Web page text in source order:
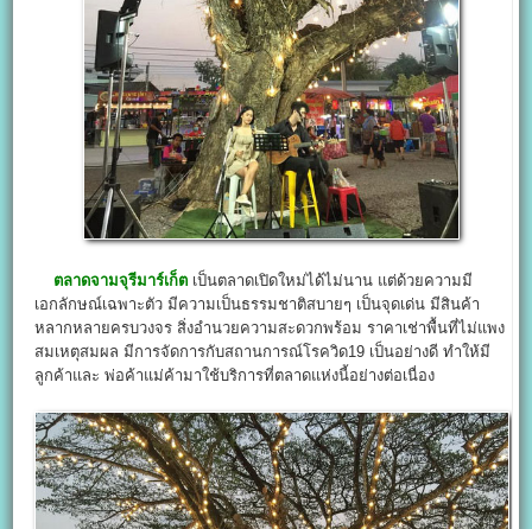
ตลาดจามจุรีมาร์เก็ต เป็นตลาดเปิดใหม่ได้ไม่นาน แต่ด้วยความมี
เอกลักษณ์เฉพาะตัว มีความเป็นธรรมชาติสบายๆ เป็นจุดเด่น มีสินค้า
หลากหลายครบวงจร สิ่งอำนวยความสะดวกพร้อม ราคาเช่าพื้นที่ไม่แพง
สมเหตุสมผล มีการจัดการกับสถานการณ์โรควิด19 เป็นอย่างดี ทำให้มี
ลูกค้าและ พ่อค้าแม่ค้ามาใช้บริการที่ตลาดแห่งนี้อย่างต่อเนื่อง